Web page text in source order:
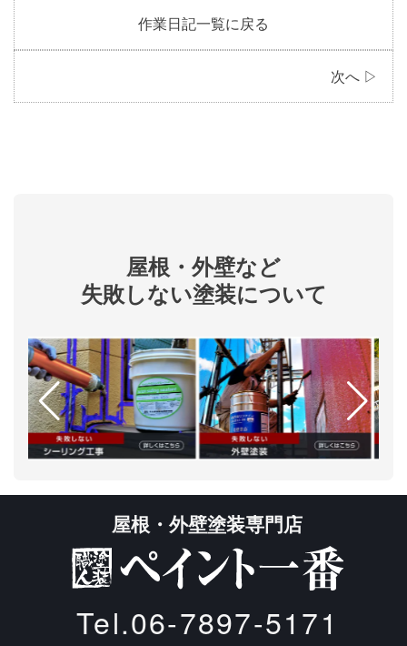
作業日記一覧に戻る
次へ ▷
屋根・外壁など
失敗しない塗装について
屋根・外壁塗装専門店
Tel.06-7897-5171